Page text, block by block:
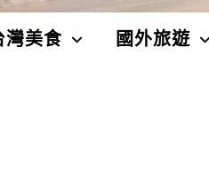
灣美食 國外旅遊